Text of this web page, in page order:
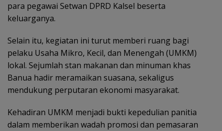
para pegawai Setwan DPRD Kalsel beserta
keluarganya.
Selain itu, kegiatan ini turut memberi ruang bagi
pelaku Usaha Mikro, Kecil, dan Menengah (UMKM)
lokal. Sejumlah stan makanan dan minuman khas
Banua hadir meramaikan suasana, sekaligus
mendukung perputaran ekonomi masyarakat.
Kehadiran UMKM menjadi bukti kepedulian panitia
dalam memberikan wadah promosi dan pemasaran